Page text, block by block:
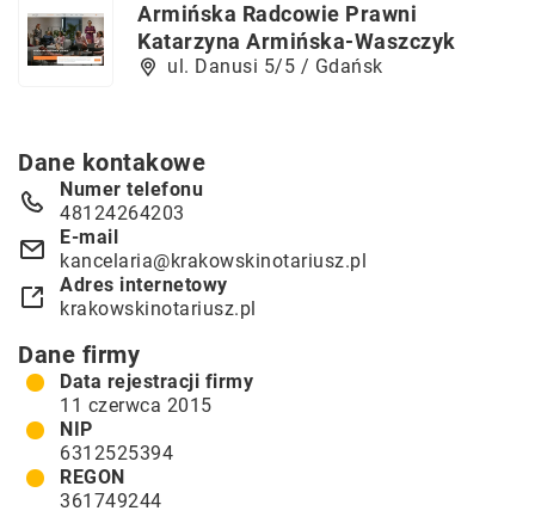
Armińska Radcowie Prawni
Katarzyna Armińska-Waszczyk
ul. Danusi 5/5 / Gdańsk
Dane kontakowe
Numer telefonu
48124264203
E-mail
kancelaria@krakowskinotariusz.pl
Adres internetowy
krakowskinotariusz.pl
Dane firmy
Data rejestracji firmy
11 czerwca 2015
NIP
6312525394
REGON
361749244